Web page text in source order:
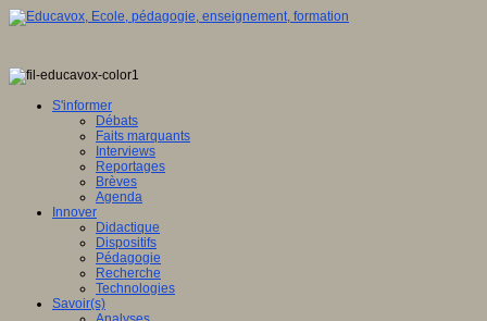
S'informer
Débats
Faits marquants
Interviews
Reportages
Brèves
Agenda
Innover
Didactique
Dispositifs
Pédagogie
Recherche
Technologies
Savoir(s)